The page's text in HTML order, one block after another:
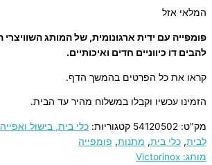
המלאי אזל
להבים דו כיווניים חדים ואיכותיים.
קראו את כל הפרטים בהמשך הדף.
הזמינו עכשיו וקבלו במשלוח מהיר עד הבית.
מק"ט: 54120502 קטגוריות: כלי בית, בישול ואפייה
לבית, כלי בית, מתנות, פומפייה
מותג: Victorinox